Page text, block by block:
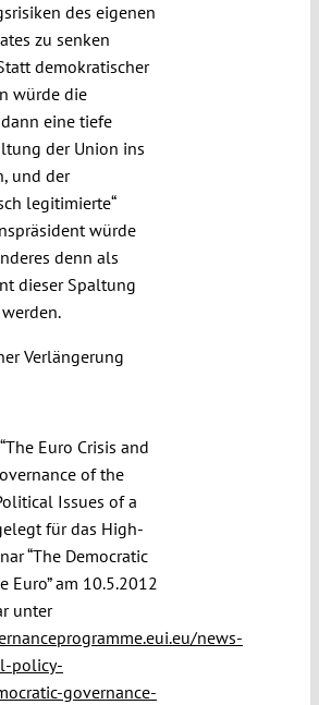
des eigenen
zu senken
demokratischer
würde die
eine tiefe
der Union ins
und der
legitimierte“
würde
denn als
dieser Spaltung
Verlängerung
Euro Crisis and
of the
Issues of a
für das High-
“The Democratic
Euro” am 10.5.2012
unter
news-
policy-
governance-